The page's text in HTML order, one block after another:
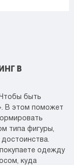
В
быть
В этом поможет
типа фигуры,
одежду
куда